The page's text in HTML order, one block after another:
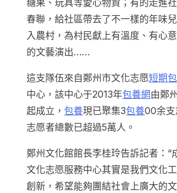
糖果、玩具等愛心物資；有的走進
春聯，給社區帶去了不一樣的年味
入農村，為村民獻上有溫度、有心
的文藝演出……
這支隊伍來自鄭州市文化志愿短期
中心，該中心于2013年包養網由鄭
起成立， 包養現已聚集3包養00余支
志愿者總數已超過5萬人。
鄭州文化館館長李桂玲告訴記者：“
文化志愿服務中心其實是我們文化
創新，希望能夠團結社會上廣大的